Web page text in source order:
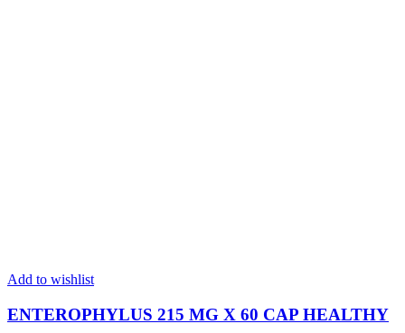
Add to wishlist
ENTEROPHYLUS 215 MG X 60 CAP HEALTHY